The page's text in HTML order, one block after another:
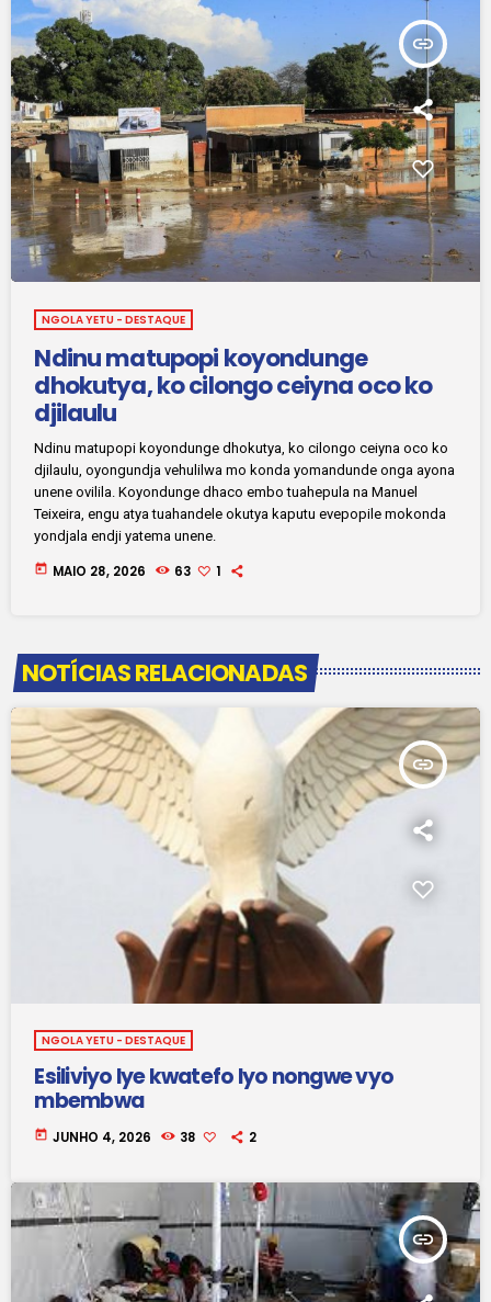
insert_link
NGOLA YETU - DESTAQUE
Ndinu matupopi koyondunge
dhokutya, ko cilongo ceiyna oco ko
djilaulu
Ndinu matupopi koyondunge dhokutya, ko cilongo ceiyna oco ko
djilaulu, oyongundja vehulilwa mo konda yomandunde onga ayona
unene ovilila. Koyondunge dhaco embo tuahepula na Manuel
Teixeira, engu atya tuahandele okutya kaputu evepopile mokonda
yondjala endji yatema unene.
today MAIO 28, 2026 63 1
NOTÍCIAS RELACIONADAS
insert_link
NGOLA YETU - DESTAQUE
Esiliviyo lye kwatefo lyo nongwe vyo
mbembwa
today JUNHO 4, 2026 38 2
insert_link